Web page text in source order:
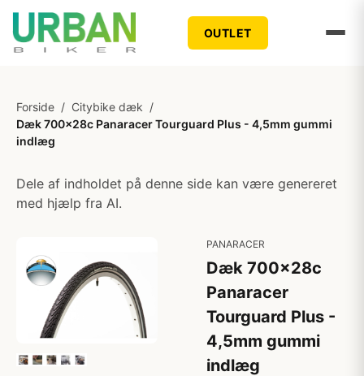
OUTLET
Forside / Citybike dæk /
Dæk 700x28c Panaracer Tourguard Plus - 4,5mm gummi
indlæg
Dele af indholdet på denne side kan være genereret
med hjælp fra AI.
PANARACER
Dæk 700x28c
Panaracer
Tourguard Plus -
4,5mm gummi
indlæg